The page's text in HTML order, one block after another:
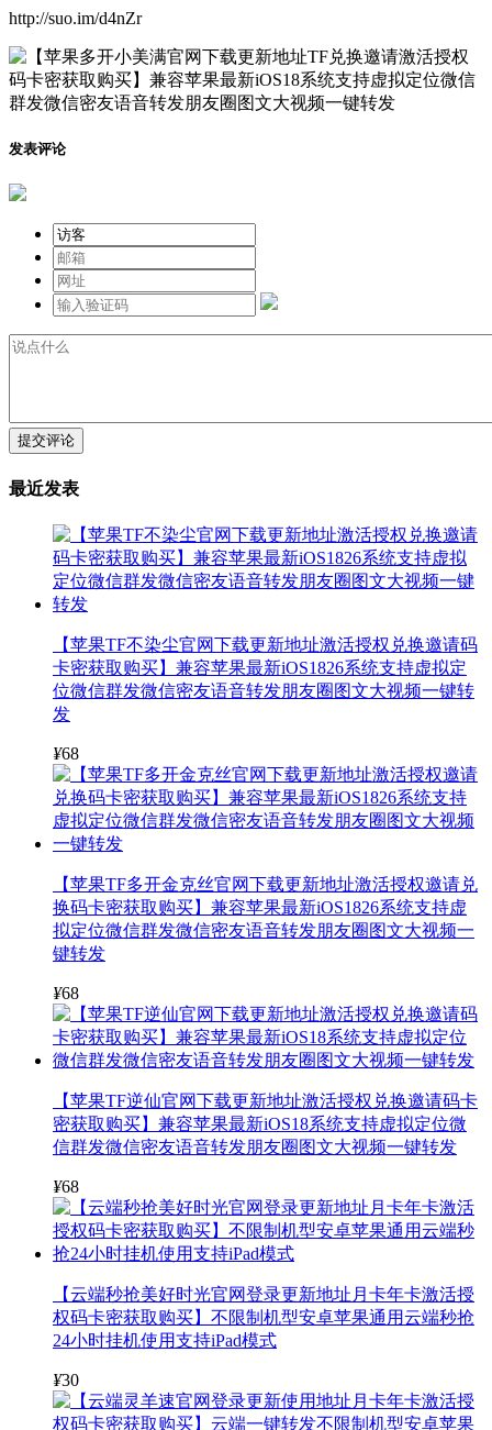
http://suo.im/d4nZr
发表评论
提交评论
最近发表
【苹果TF不染尘官网下载更新地址激活授权兑换邀请码
卡密获取购买】兼容苹果最新iOS1826系统支持虚拟定
位微信群发微信密友语音转发朋友圈图文大视频一键转
发
¥68
【苹果TF多开金克丝官网下载更新地址激活授权邀请兑
换码卡密获取购买】兼容苹果最新iOS1826系统支持虚
拟定位微信群发微信密友语音转发朋友圈图文大视频一
键转发
¥68
【苹果TF逆仙官网下载更新地址激活授权兑换邀请码卡
密获取购买】兼容苹果最新iOS18系统支持虚拟定位微
信群发微信密友语音转发朋友圈图文大视频一键转发
¥68
【云端秒抢美好时光官网登录更新地址月卡年卡激活授
权码卡密获取购买】不限制机型安卓苹果通用云端秒抢
24小时挂机使用支持iPad模式
¥30